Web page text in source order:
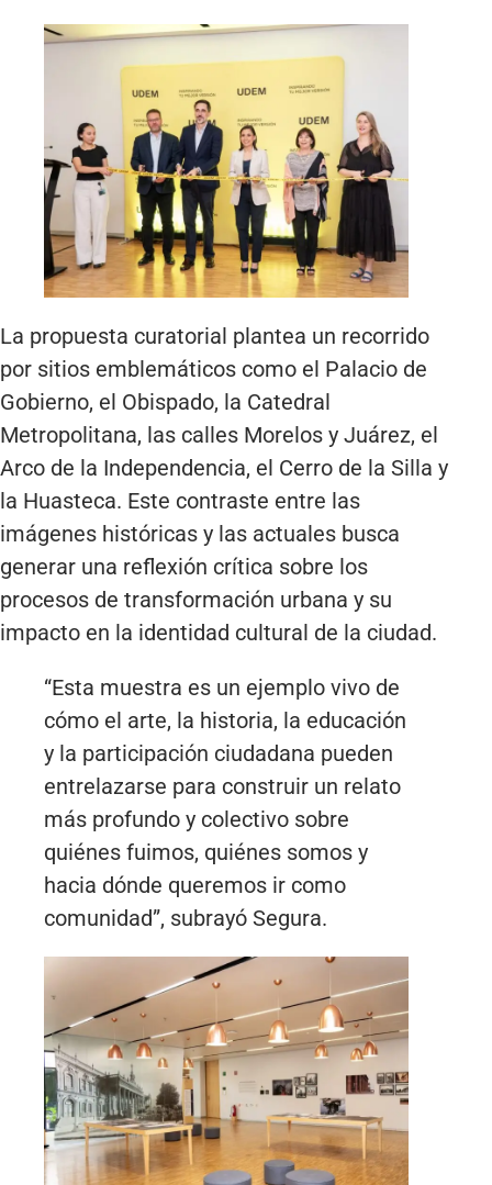
La propuesta curatorial plantea un recorrido
por sitios emblemáticos como el Palacio de
Gobierno, el Obispado, la Catedral
Metropolitana, las calles Morelos y Juárez, el
Arco de la Independencia, el Cerro de la Silla y
la Huasteca. Este contraste entre las
imágenes históricas y las actuales busca
generar una reflexión crítica sobre los
procesos de transformación urbana y su
impacto en la identidad cultural de la ciudad.
“Esta muestra es un ejemplo vivo de
cómo el arte, la historia, la educación
y la participación ciudadana pueden
entrelazarse para construir un relato
más profundo y colectivo sobre
quiénes fuimos, quiénes somos y
hacia dónde queremos ir como
comunidad”, subrayó Segura.